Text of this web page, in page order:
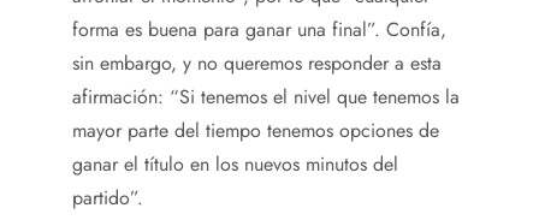
forma es buena para ganar una final”. Confía,
sin embargo, y no queremos responder a esta
afirmación: “Si tenemos el nivel que tenemos la
mayor parte del tiempo tenemos opciones de
ganar el título en los nuevos minutos del
partido”.